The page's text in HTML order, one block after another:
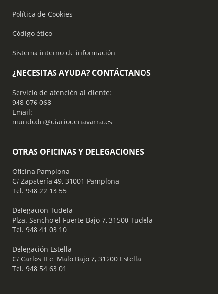
Política de Cookies
Código ético
Sistema interno de información
¿NECESITAS AYUDA? CONTÁCTANOS
Servicio de atención al cliente:
948 076 068
Email:
mundodn@diariodenavarra.es
OTRAS OFICINAS Y DELEGACIONES
Oficina Pamplona
C/ Zapatería 49, 31001 Pamplona
Tel. 948 22 13 55
​ Delegación Tudela
Plza. Sancho el Fuerte Bajo 7, 31500 Tudela
Tel. 948 41 03 10
​ Delegación Estella
C/ Carlos II el Malo Bajo 7, 31200 Estella
Tel. 948 54 63 01